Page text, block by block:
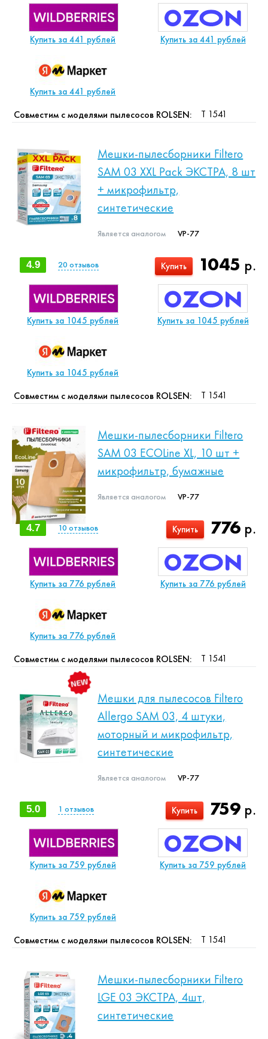
Купить за 441 рублей Купить за 441 рублей
Купить за 441 рублей
Совместим с моделями пылесосов ROLSEN: T 1541
Мешки-пылесборники Filtero
SAM 03 XXL Pack ЭКСТРА, 8 шт
+ микрофильтр,
синтетические
Является аналогом VP-77
1045 р.
Купить
4.9 20 отзывов
Купить за 1045 рублей Купить за 1045 рублей
Купить за 1045 рублей
Совместим с моделями пылесосов ROLSEN: T 1541
Мешки-пылесборники Filtero
SAM 03 ECOLine XL, 10 шт +
микрофильтр, бумажные
Является аналогом VP-77
776 р.
Купить
4.7 10отзывов
Купить за 776 рублей Купить за 776 рублей
Купить за 776 рублей
Совместим с моделями пылесосов ROLSEN: T 1541
Мешки для пылесосов Filtero
Allergo SAM 03, 4 штуки,
моторный и микрофильтр,
синтетические
Является аналогом VP-77
759 р.
Купить
5.0 1 отзывов
Купить за 759 рублей Купить за 759 рублей
Купить за 759 рублей
Совместим с моделями пылесосов ROLSEN: T 1541
Мешки-пылесборники Filtero
LGE 03 ЭКСТРА, 4шт,
синтетические